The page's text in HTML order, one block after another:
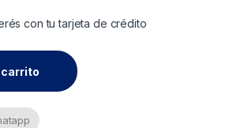
con tu tarjeta de crédito
carrito